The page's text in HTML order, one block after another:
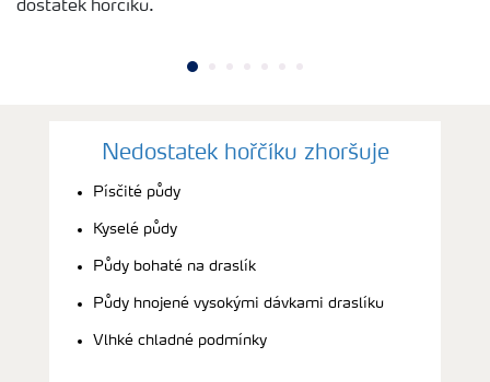
dostatek hořčíku.
Nedostatek hořčíku zhoršuje
Písčité půdy
Kyselé půdy
Půdy bohaté na draslík
Půdy hnojené vysokými dávkami draslíku
Vlhké chladné podmínky